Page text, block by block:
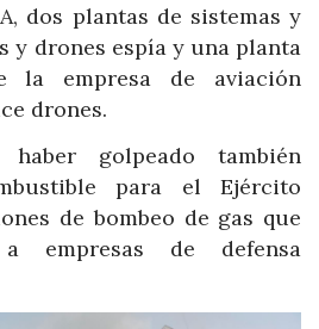
dos plantas de sistemas y
y drones espía y una planta
la empresa de aviación
drones.
haber golpeado también
para el Ejército
de bombeo de gas que
empresas de defensa